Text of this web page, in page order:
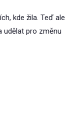
kde žila. Teď ale
udělat pro změnu